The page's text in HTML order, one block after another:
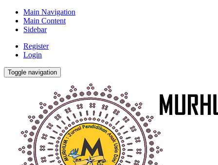
Main Navigation
Main Content
Sidebar
Register
Login
Toggle navigation